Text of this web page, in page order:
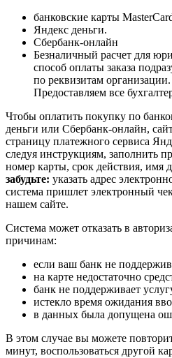
банковские карты
Яндекс деньги.
Сбербанк-онлайн
Безналичный расчет для
способ оплаты заказа
по реквизитам
Предоставляем все
Чтобы оплатить покупку по
деньги или Сбербанк-онлайн,
страницу платежного сервиса
следуя инструкциям, заполнить
номер карты, срок действия, имя
забудьте: указать адрес
система пришлет электронный
нашем сайте.
Система может отказать в
причинам:
если ваш банк не
на карте недостаточно
банк не поддерживает
истекло время ожидания
в данных была допущена
В этом случае вы можете
минут, воспользоваться другой